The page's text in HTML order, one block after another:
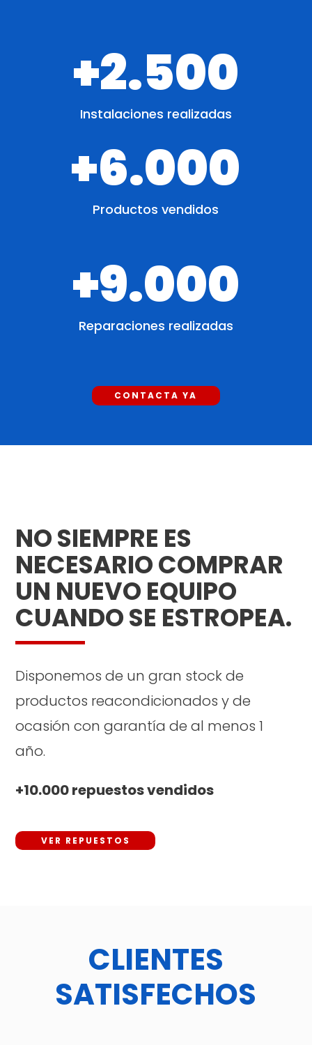
+2.500
Instalaciones realizadas
+6.000
Productos vendidos
+9.000
Reparaciones realizadas
CONTACTA YA
NO SIEMPRE ES
NECESARIO COMPRAR
UN NUEVO EQUIPO
CUANDO SE ESTROPEA.
Disponemos de un gran stock de
productos reacondicionados y de
ocasión con garantía de al menos 1
año.
+10.000 repuestos vendidos
VER REPUESTOS
CLIENTES
SATISFECHOS